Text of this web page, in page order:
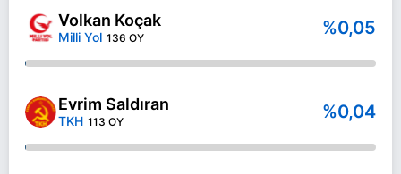
Volkan Koçak
Milli Yol 136 OY %0,05
Evrim Saldıran
TKH 113 OY %0,04